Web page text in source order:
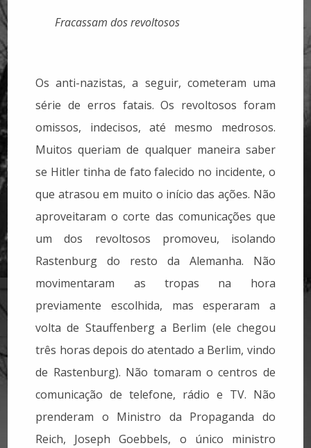
Fracassam dos revoltosos
Os anti-nazistas, a seguir, cometeram uma
série de erros fatais. Os revoltosos foram
omissos, indecisos, até mesmo medrosos.
Muitos queriam de qualquer maneira saber
se Hitler tinha de fato falecido no incidente, o
que atrasou em muito o início das ações. Não
aproveitaram o corte das comunicações que
um dos revoltosos promoveu, isolando
Rastenburg do resto da Alemanha. Não
movimentaram as tropas na hora
previamente escolhida, mas esperaram a
volta de Stauffenberg a Berlim (ele chegou
três horas depois do atentado a Berlim, vindo
de Rastenburg). Não tomaram o centros de
comunicação de telefone, rádio e TV. Não
prenderam o Ministro da Propaganda do
Reich, Joseph Goebbels, o único ministro